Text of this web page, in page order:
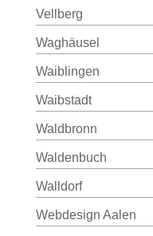
Vellberg
Waghäusel
Waiblingen
Waibstadt
Waldbronn
Waldenbuch
Walldorf
Webdesign Aalen